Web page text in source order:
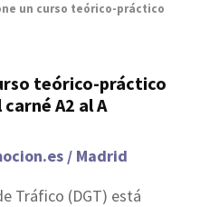
un curso teórico-práctico
teórico-práctico
A2 al A
/ Madrid
Tráfico (DGT) está